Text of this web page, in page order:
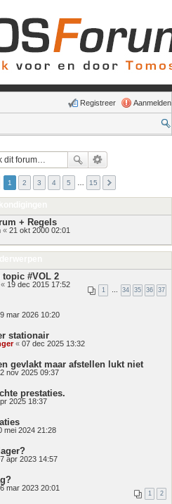
Aanmelden
Registreer
1 2 3 4 5 15
+ Regels
« 21 okt 2000 02:01
topic #VOL 2
« 19 dec 2015 17:52
1 … 34 35 36 37
mar 2026 10:20
stationair
« 07 dec 2025 13:32
gevlakt maar afstellen lukt niet
nov 2025 09:37
prestaties.
2025 18:37
mei 2024 21:28
apr 2023 14:57
mar 2023 20:01
1 2